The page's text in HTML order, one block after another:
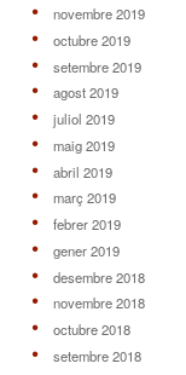
novembre 2019
octubre 2019
setembre 2019
agost 2019
juliol 2019
maig 2019
abril 2019
març 2019
febrer 2019
gener 2019
desembre 2018
novembre 2018
octubre 2018
setembre 2018